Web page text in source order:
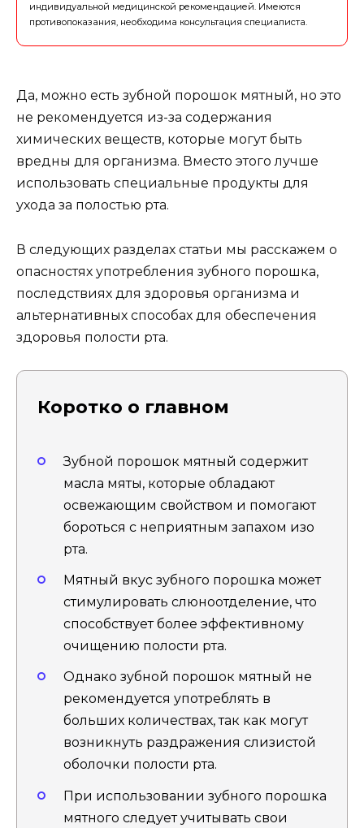
индивидуальной медицинской рекомендацией. Имеются
противопоказания, необходима консультация специалиста.
Да, можно есть зубной порошок мятный, но это
не рекомендуется из-за содержания
химических веществ, которые могут быть
вредны для организма. Вместо этого лучше
использовать специальные продукты для
ухода за полостью рта.
В следующих разделах статьи мы расскажем о
опасностях употребления зубного порошка,
последствиях для здоровья организма и
альтернативных способах для обеспечения
здоровья полости рта.
Коротко о главном
Зубной порошок мятный содержит
масла мяты, которые обладают
освежающим свойством и помогают
бороться с неприятным запахом изо
рта.
Мятный вкус зубного порошка может
стимулировать слюноотделение, что
способствует более эффективному
очищению полости рта.
Однако зубной порошок мятный не
рекомендуется употреблять в
больших количествах, так как могут
возникнуть раздражения слизистой
оболочки полости рта.
При использовании зубного порошка
мятного следует учитывать свои